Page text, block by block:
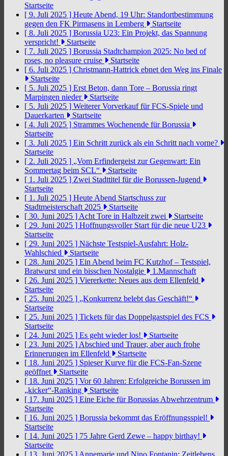
Startseite
[ 9. Juli 2025 ] Heute Abend, 19 Uhr: Standortbestimmung
gegen den FK Pirmasens in Lemberg
Startseite
[ 8. Juli 2025 ] Borussia U23: Ein Projekt, das Spannung
verspricht!
Startseite
[ 7. Juli 2025 ] Borussia Stadtchampion 2025: No bed of
roses, no pleasure cruise
Startseite
[ 6. Juli 2025 ] Christmann-Hattrick ebnet den Weg ins Finale
Startseite
[ 5. Juli 2025 ] Erst Beton, dann Tore – Borussia ringt
Marpingen nieder
Startseite
[ 5. Juli 2025 ] Weiterer Vorverkauf für FCS-Spiele und
Dauerkarten
Startseite
[ 4. Juli 2025 ] Strammes Wochenende für Borussia
Startseite
[ 3. Juli 2025 ] Ein Schritt zurück als ein Schritt nach vorne?
Startseite
[ 2. Juli 2025 ] „Vom Erfindergeist zur Gegenwart: Ein
Sommertag beim SCL“
Startseite
[ 1. Juli 2025 ] Zwei Stadttitel für die Borussen-Jugend
Startseite
[ 1. Juli 2025 ] Heute Abend Startschuss zur
Stadtmeisterschaft 2025
Startseite
[ 30. Juni 2025 ] Acht Tore in Halbzeit zwei
Startseite
[ 29. Juni 2025 ] Hoffnungsvoller Start für die neue U23
Startseite
[ 29. Juni 2025 ] Nächste Testspiel-Ausfahrt: Holz-
Wahlschied
Startseite
[ 28. Juni 2025 ] Ein Abend beim FC Kutzhof – Testspiel,
Bratwurst und ein bisschen Nostalgie
1.Mannschaft
[ 26. Juni 2025 ] Viererkette: Neues aus dem Ellenfeld
Startseite
[ 25. Juni 2025 ] „Konkurrenz belebt das Geschäft!“
Startseite
[ 25. Juni 2025 ] Tickets für das Doppelgastspiel des FCS
Startseite
[ 24. Juni 2025 ] Es geht wieder los!
Startseite
[ 23. Juni 2025 ] Abschied und Trauer, aber auch frohe
Erinnerungen im Ellenfeld
Startseite
[ 18. Juni 2025 ] Spieser Kurve für die FCS-Fan-Szene
geöffnet
Startseite
[ 18. Juni 2025 ] Vor 60 Jahren: Erfolgreiche Borussen im
„kicker“-Ranking
Startseite
[ 17. Juni 2025 ] Eine Eiche für Borussias Abwehrzentrum
Startseite
[ 16. Juni 2025 ] Borussia bekommt das Eröffnungsspiel!
Startseite
[ 14. Juni 2025 ] 75 Jahre Gerd Zewe – happy birthay!
Startseite
[ 13. Juni 2025 ] Annemarie und Nino Fontanin: Zeitlebens